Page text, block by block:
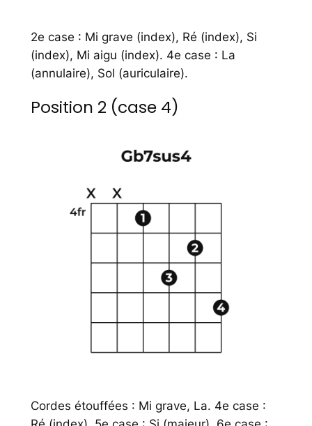
2e case : Mi grave (index), Ré (index), Si
(index), Mi aigu (index). 4e case : La
(annulaire), Sol (auriculaire).
Position 2 (case 4)
Cordes étouffées : Mi grave, La. 4e case :